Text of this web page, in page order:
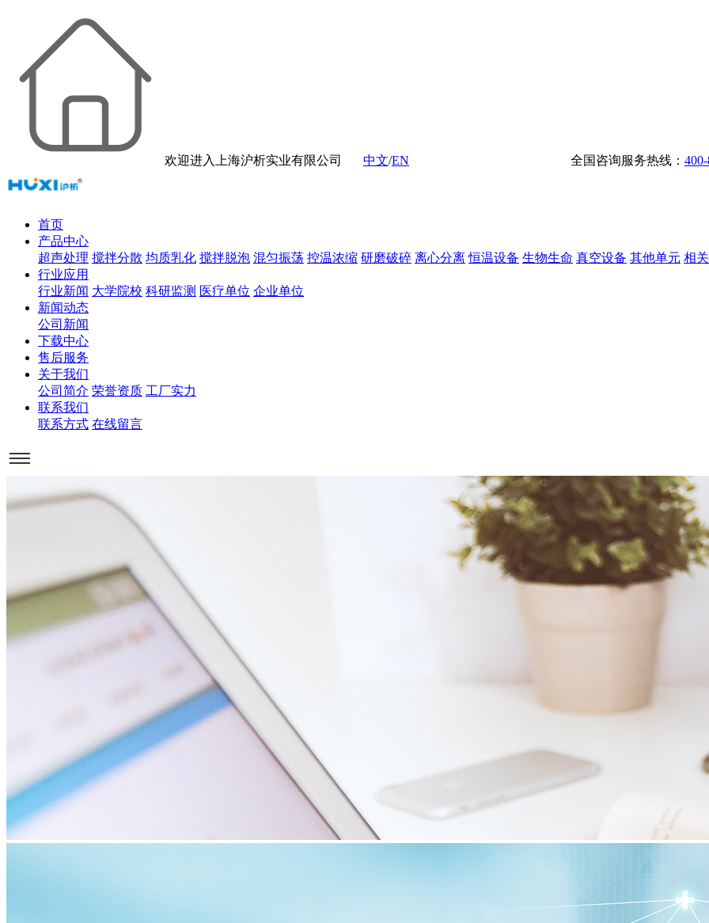
欢迎进入上海沪析实业有限公司 中文/EN 全国咨询服务热线：
首页
产品中心
超声处理 搅拌分散 均质乳化 搅拌脱泡 混匀振荡 控温浓缩 研磨破碎 离心分离 恒温设备 生物生命 真空设备 其他单元 相
行业应用
行业新闻 大学院校 科研监测 医疗单位 企业单位
新闻动态
公司新闻
下载中心
售后服务
关于我们
公司简介 荣誉资质 工厂实力
联系我们
联系方式 在线留言